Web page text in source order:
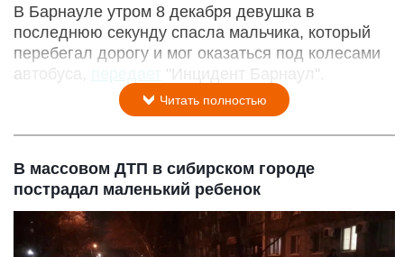
В Барнауле утром 8 декабря девушка в
последнюю секунду спасла мальчика, который
перебегал дорогу и мог оказаться под колесами
автобуса,
"Инцидент Барнаул".
Читать полностью
В массовом ДТП в сибирском городе
пострадал маленький ребенок